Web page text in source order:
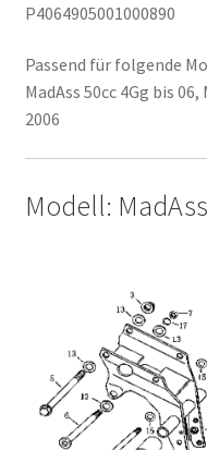
P4064905001000890
Passend für folgende
MadAss 50cc 4Gg bis
2006
Modell: